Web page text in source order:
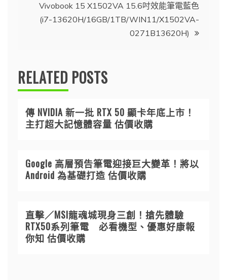
Vivobook 15 X1502VA 15.6吋效能筆電藍色
(i7-13620H/16GB/1TB/WIN11/X1502VA-
0271B13620H)
RELATED POSTS
傳 NVIDIA 新一批 RTX 50 顯卡年底上市！
主打超大記憶體容量 估價收購
Google 高層預告筆電迎接巨大變革！將以
Android 為基礎打造 估價收購
直擊／MSI龍魂城現身三創！搶先體驗
RTX50系列筆電 必看機型、優惠好康報
你知 估價收購